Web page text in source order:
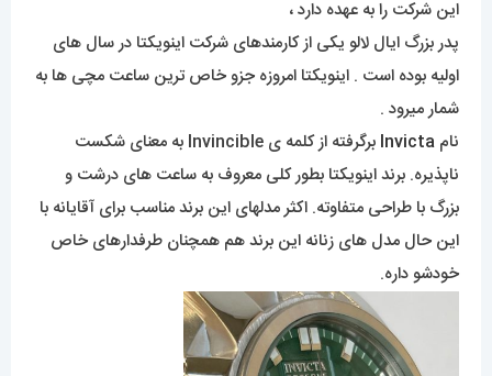
این شرکت را به عهده دارد ،
پدر بزرگ ایال لالو یکی از کارمندهای شرکت اینویکتا در سال های
اولیه بوده است . اینویکتا امروزه جزو خاص ترین ساعت مچی ها به
شمار میرود .
نام Invicta
برگرفته از کلمه ی Invincible به معنای شکست
ناپذیره. برند اینویکتا بطور کلی معروف به ساعت های درشت و
بزرگ با طراحی متفاوته. اکثر مدلهای این برند مناسب برای آقایانه با
این حال مدل های زنانه این برند هم همچنان طرفدارهای خاص
خودشو داره.